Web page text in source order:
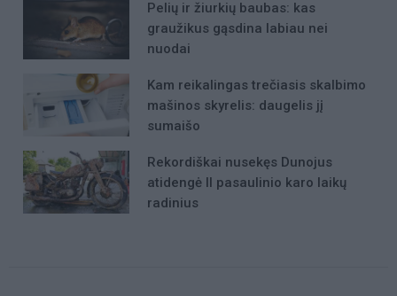
Pelių ir žiurkių baubas: kas
graužikus gąsdina labiau nei
nuodai
Kam reikalingas trečiasis skalbimo
mašinos skyrelis: daugelis jį
sumaišo
Rekordiškai nusekęs Dunojus
atidengė II pasaulinio karo laikų
radinius